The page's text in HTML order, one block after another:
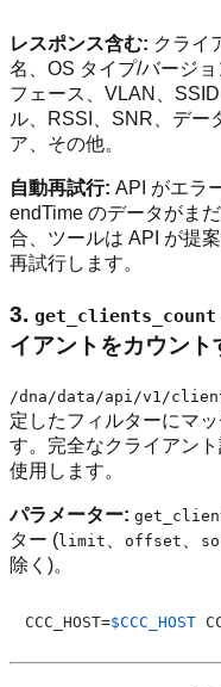
レスポンス含む: クライ
名、OS タイプ/バージ
フェース、VLAN、
ル、RSSI、SNR、デー
ア、その他。
自動再試行: API がエラ
endTime のデータがま
合、ツールは API が提
再試行します。
3. get_clients_count
イアントをカウント
/dna/data/api/v1/
定したフィルターにマ
す。完全なクライアン
使用します。
パラメーター:
ター (limit offset
除く)。
CCC_HOST=$CCC_HOST